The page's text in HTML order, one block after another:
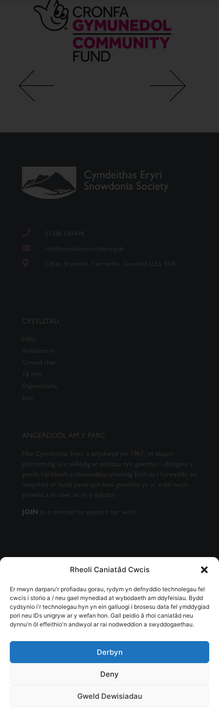
Rheoli Caniatâd Cwcis
Er mwyn darparu'r profiadau gorau, rydym yn defnyddio technolegau fel
cwcis i storio a / neu gael mynediad at wybodaeth am ddyfeisiau. Bydd
cydsynio i'r technolegau hyn yn ein galluogi i brosesu data fel ymddygiad
pori neu IDs unigryw ar y wefan hon. Gall peidio â rhoi caniatâd neu
dynnu'n ôl effeithio'n andwyol ar rai nodweddion a swyddogaethau.
Derbyn
Deny
Gweld Dewisiadau
01286 685498
info@snowdonia-society.org.uk
Caban, Brynrefail, Caernarfon, Gwynedd LL55 3NR
CYSYLLTAU
Hafan
Amdanom ni
Cymryd rhan
Tŷ Hyll
Digwyddiadau
Siop
ANGERDDOL AM Y PARC
Mae Cymdeithas Eryri, a sefydlwyd ym 1967, yn elusen
gofrestredig sy’n seiliedig ar aelodau sy’n gweithio i ddiogelu a
gwella harddwch a rhinweddau arbennig Eryri ac i hyrwyddo eu
mwynhad er budd pawb sy’n byw, gweithio yn yr ardal neu’n
ymweld â hi nawr ac yn y dyfodol.
JOIN as a member to support our work.
SUBSCRIBE
© Cedwir pob hawl - Elusen Gofrestredig Rhif 1155401